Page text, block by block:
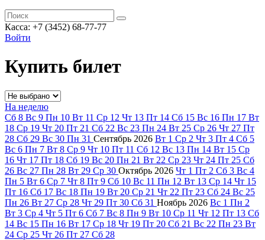
Касса: +7 (3452) 68-77-77
Войти
Купить билет
На неделю
Сб 8 Вс 9 Пн 10 Вт 11 Ср 12 Чт 13 Пт 14 Сб 15 Вс 16 Пн 17 Вт
18 Ср 19 Чт 20 Пт 21 Сб 22 Вс 23 Пн 24 Вт 25 Ср 26 Чт 27 Пт
28 Сб 29 Вс 30 Пн 31 Сентябрь 2026 Вт 1 Ср 2 Чт 3 Пт 4 Сб 5
Вс 6 Пн 7 Вт 8 Ср 9 Чт 10 Пт 11 Сб 12 Вс 13 Пн 14 Вт 15 Ср
16 Чт 17 Пт 18 Сб 19 Вс 20 Пн 21 Вт 22 Ср 23 Чт 24 Пт 25 Сб
26 Вс 27 Пн 28 Вт 29 Ср 30 Октябрь 2026 Чт 1 Пт 2 Сб 3 Вс 4
Пн 5 Вт 6 Ср 7 Чт 8 Пт 9 Сб 10 Вс 11 Пн 12 Вт 13 Ср 14 Чт 15
Пт 16 Сб 17 Вс 18 Пн 19 Вт 20 Ср 21 Чт 22 Пт 23 Сб 24 Вс 25
Пн 26 Вт 27 Ср 28 Чт 29 Пт 30 Сб 31 Ноябрь 2026 Вс 1 Пн 2
Вт 3 Ср 4 Чт 5 Пт 6 Сб 7 Вс 8 Пн 9 Вт 10 Ср 11 Чт 12 Пт 13 Сб
14 Вс 15 Пн 16 Вт 17 Ср 18 Чт 19 Пт 20 Сб 21 Вс 22 Пн 23 Вт
24 Ср 25 Чт 26 Пт 27 Сб 28